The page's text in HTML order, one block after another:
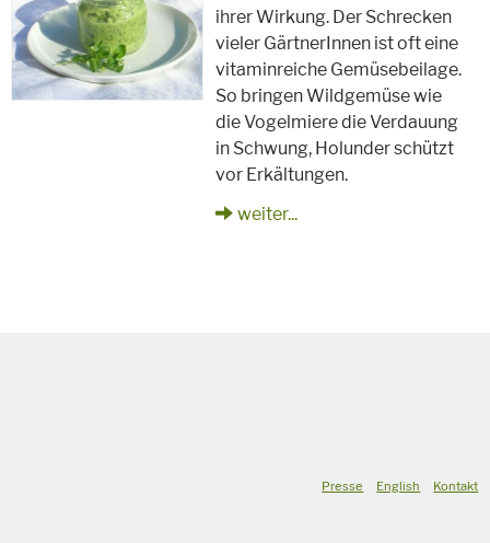
ihrer Wirkung. Der Schrecken
vieler GärtnerInnen ist oft eine
vitaminreiche Gemüsebeilage.
So bringen Wildgemüse wie
die Vogelmiere die Verdauung
in Schwung, Holunder schützt
vor Erkältungen.
weiter...
Presse English Kontakt